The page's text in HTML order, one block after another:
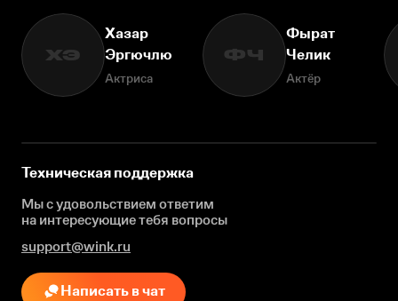
ХЭ
Хазар
Эргючлю
Актриса
ФЧ
Фырат
Челик
Актёр
Техническая поддержка
Мы с удовольствием ответим
на интересующиетебя вопросы
support@wink.ru
Написать в чат